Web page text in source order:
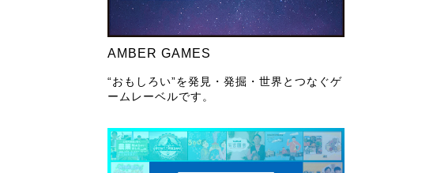
AMBER GAMES
“おもしろい”を発見・発掘・世界とつなぐゲ
ームレーベルです。